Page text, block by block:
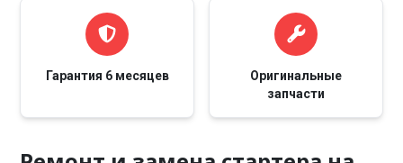
Гарантия 6 месяцев
Оригинальные
запчасти